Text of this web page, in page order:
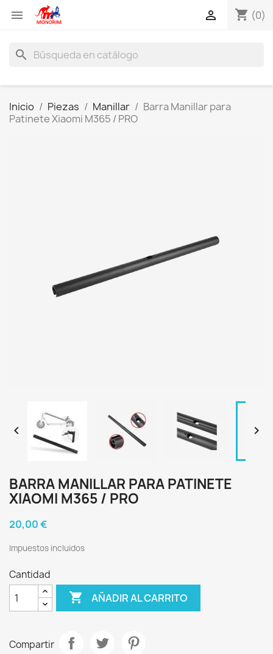
 shopping_cart (0)

search
Inicio Piezas Manillar
Barra Manillar para
Patinete Xiaomi M365 / PRO
 
BARRA MANILLAR PARA PATINETE
XIAOMI M365 / PRO
20,00 €
Impuestos incluidos
Cantidad
 AÑADIR AL CARRITO
Compartir